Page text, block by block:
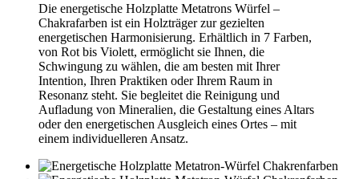
Die energetische Holzplatte Metatrons Würfel –
Chakrafarben ist ein Holzträger zur gezielten
energetischen Harmonisierung. Erhältlich in 7 Farben,
von Rot bis Violett, ermöglicht sie Ihnen, die
Schwingung zu wählen, die am besten mit Ihrer
Intention, Ihren Praktiken oder Ihrem Raum in
Resonanz steht. Sie begleitet die Reinigung und
Aufladung von Mineralien, die Gestaltung eines Altars
oder den energetischen Ausgleich eines Ortes – mit
einem individuelleren Ansatz.